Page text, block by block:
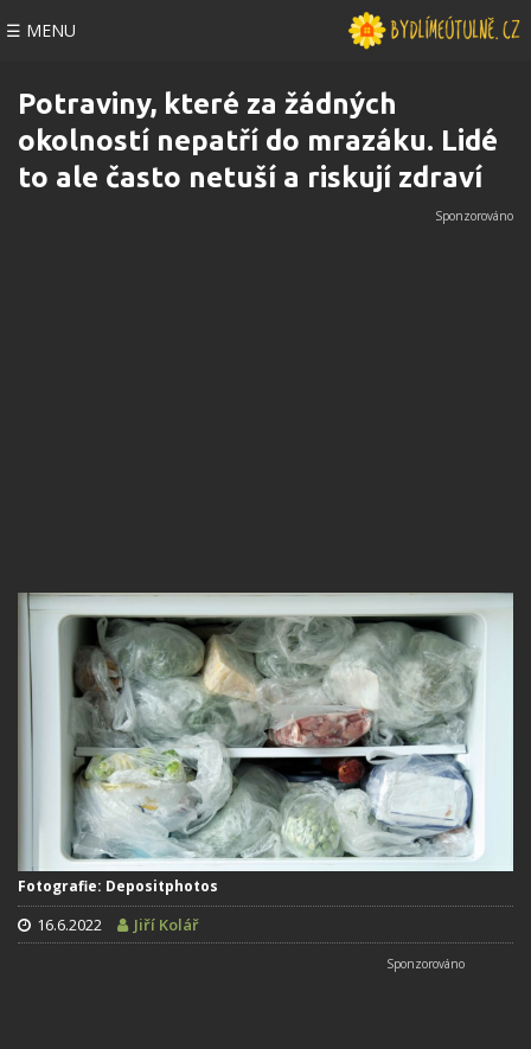
☰ MENU
Potraviny, které za žádných
okolností nepatří do mrazáku. Lidé
to ale často netuší a riskují zdraví
Fotografie: Depositphotos
16.6.2022 Jiří Kolář